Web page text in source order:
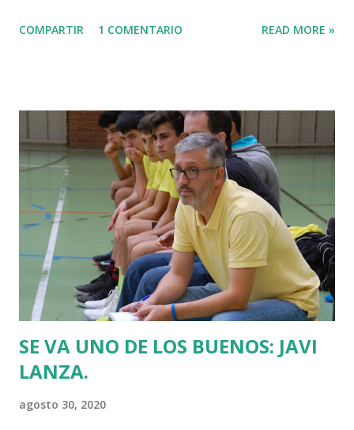
Enea a la presentación de su nuevo/viejo equipo.
Planificación Territorial y Vivienda puede ser un indicio de
que quieren arroparle de cara a la tormenta política y
judicial que le espera. A él y al Lehendakari Urkullu. En los
jardines de Palacio, los periodistas fuimos colocados frente
a un par de pantallas de televisión para ver a Urkullu
desgranar con su monótona voz los aburridos decretos de
nombramiento de sus consejeros. Con la excusa de la
pandemia, el oscurantismo a base de plasma y ruedas de
prensa sin preguntas o con preguntas dirigidas ha ...
COMPARTIR 1 COMENTARIO READ MORE »
SE VA UNO DE LOS BUENOS: JAVI
LANZA.
agosto 30, 2020